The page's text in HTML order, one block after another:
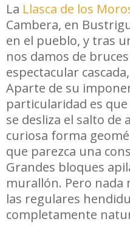
La Llasca de los
Cambera, en
en el pueblo, y tras
nos damos de
espectacular
Aparte de su
particularidad es
se desliza el salto de
curiosa forma
que parezca una
Grandes bloques
murallón. Pero nada
las regulares
completamente